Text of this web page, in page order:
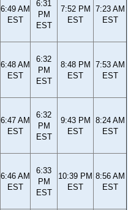
6:49 AM
EST
6:31
PM
EST
7:52 PM
EST
7:23 AM
EST
6:48 AM
EST
6:32
PM
EST
8:48 PM
EST
7:53 AM
EST
6:47 AM
EST
6:32
PM
EST
9:43 PM
EST
8:24 AM
EST
6:46 AM
EST
6:33
PM
EST
10:39 PM
EST
8:56 AM
EST